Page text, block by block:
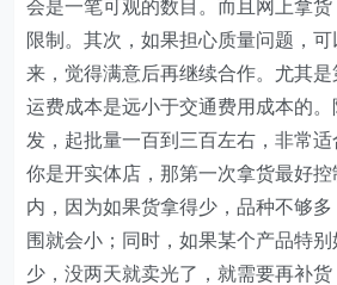
会是一笔可观的数目。而且网上拿
限制。其次，如果担心质量问题，
来，觉得满意后再继续合作。尤其
运费成本是远小于交通费用成本的
发，起批量一百到三百左右，非常
你是开实体店，那第一次拿货最好
内，因为如果货拿得少，品种不够
围就会小；同时，如果某个产品特
少，没两天就卖光了，就需要再补